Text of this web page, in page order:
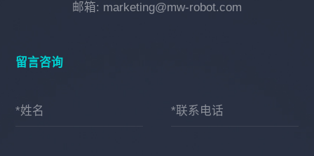
邮箱: marketing@mw-robot.com
留言咨询
*姓名 *联系电话